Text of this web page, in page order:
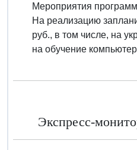
Мероприятия
На реализацию
руб., в том числе, на
на обучение
Экспресс-